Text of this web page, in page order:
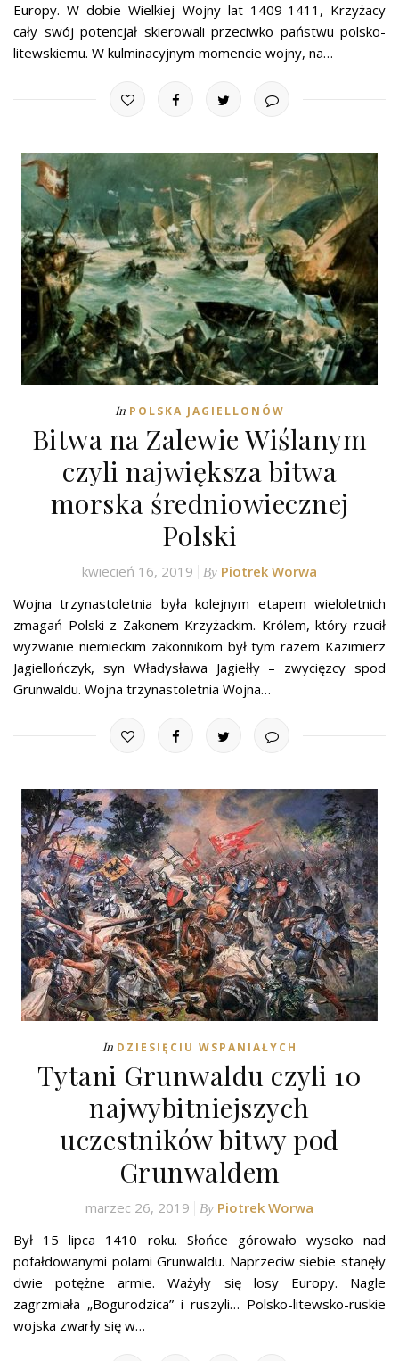
Europy. W dobie Wielkiej Wojny lat 1409-1411, Krzyżacy
cały swój potencjał skierowali przeciwko państwu polsko-
litewskiemu. W kulminacyjnym momencie wojny, na…
In POLSKA JAGIELLONÓW
Bitwa na Zalewie Wiślanym
czyli największa bitwa
morska średniowiecznej
Polski
kwiecień 16, 2019 By Piotrek Worwa
Wojna trzynastoletnia była kolejnym etapem wieloletnich
zmagań Polski z Zakonem Krzyżackim. Królem, który rzucił
wyzwanie niemieckim zakonnikom był tym razem Kazimierz
Jagiellończyk, syn Władysława Jagiełły – zwycięzcy spod
Grunwaldu. Wojna trzynastoletnia Wojna…
In DZIESIĘCIU WSPANIAŁYCH
Tytani Grunwaldu czyli 10
najwybitniejszych
uczestników bitwy pod
Grunwaldem
marzec 26, 2019 By Piotrek Worwa
Był 15 lipca 1410 roku. Słońce górowało wysoko nad
pofałdowanymi polami Grunwaldu. Naprzeciw siebie stanęły
dwie potężne armie. Ważyły się losy Europy. Nagle
zagrzmiała „Bogurodzica” i ruszyli… Polsko-litewsko-ruskie
wojska zwarły się w…